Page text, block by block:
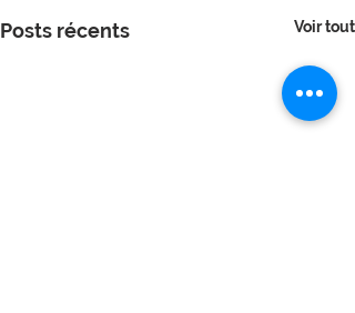
Posts récents Voir tout